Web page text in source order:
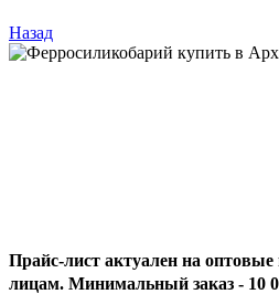
Назад
Прайс-лист актуален на
лицам. Минимальный заказ - 10